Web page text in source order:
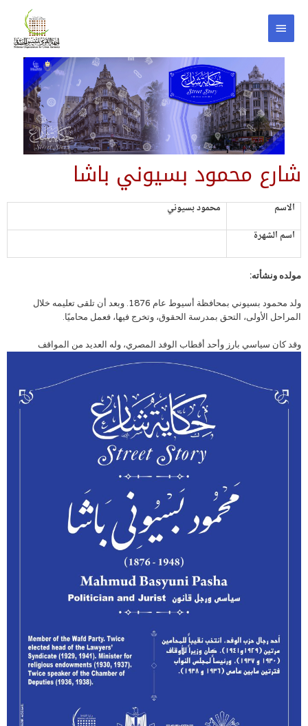
شارع محمود بسيوني باشا
الاسم
محمود بسيوني
اسم الشهرة
مولده ونشأته:
ولد محمود بسيوني بمحافظة أسيوط عام 1876. وبعد أن تلقى تعليمه خلال
المراحل الأولى، التحق بمدرسة الحقوق، وتخرج فيها، فعمل محاميًا.
وقد كان سياسي بارز وأحد أقطاب الوفد المصري، وله العديد من المواقف